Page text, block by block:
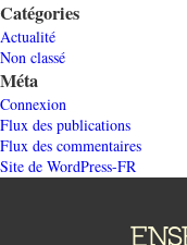
Catégories
Actualité
Non classé
Méta
Connexion
Flux des publications
Flux des commentaires
Site de WordPress-FR